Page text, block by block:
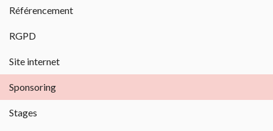
Référencement
RGPD
Site internet
Sponsoring
Stages